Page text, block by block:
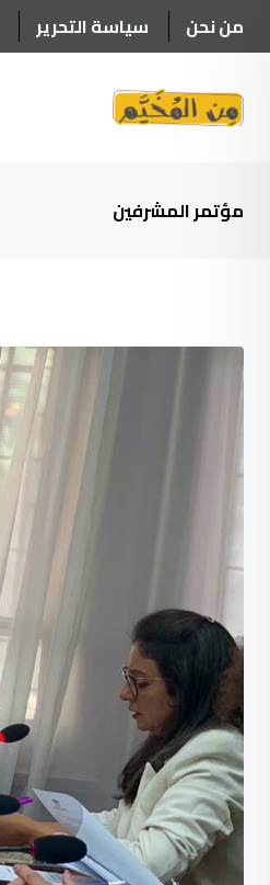
to
من نحن سياسة التحرير
مؤتمر المشرفين